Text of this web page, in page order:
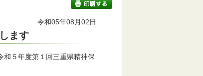
印刷する
令和05年08月02日
ます
５年度第１回三重県精神保